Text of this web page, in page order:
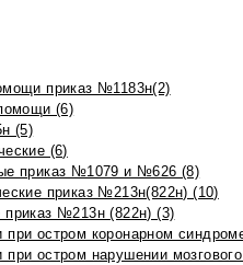
приказ №1183н(2)
(6)
(5)
(6)
приказ №1079 и №626 (8)
приказ №213н(822н) (10)
№213н (822н) (3)
остром коронарном
остром нарушении